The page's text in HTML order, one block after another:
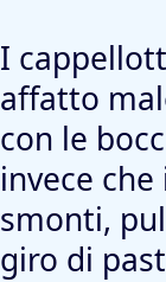
I
affatto
con le
invece
smonti,
giro di